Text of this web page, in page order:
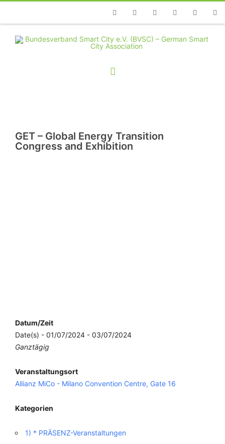
TelefonFacebookTwitterYoutubeInstagramLinkedin
GET – Global Energy Transition
Congress and Exhibition
Datum/Zeit
Date(s) - 01/07/2024 - 03/07/2024
Ganztägig
Veranstaltungsort
Allianz MiCo - Milano Convention Centre, Gate 16
Kategorien
1) * PRÄSENZ-Veranstaltungen